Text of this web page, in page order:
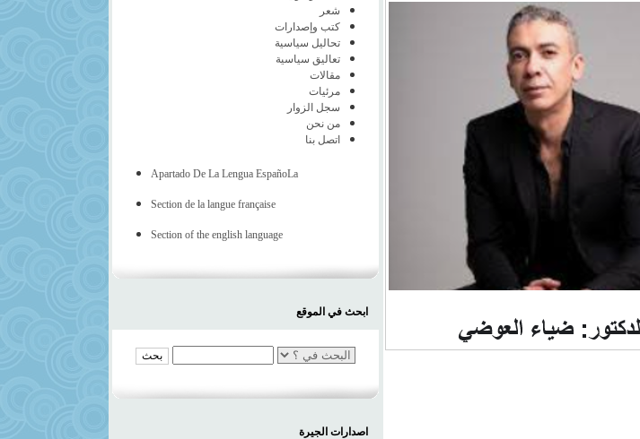
شعر
كتب وإصدارات
تحاليل سياسية
تعاليق سياسية
مقالات
مرئيات
سجل الزوار
من نحن
اتصل بنا
Apartado De La Lengua EspañoLa
Section de la langue française
Section of the english language
ابحث في الموقع
اصدارات الجيرة